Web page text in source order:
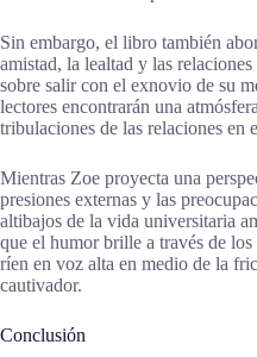
Sin embargo, el libro también
amistad, la lealtad y las
sobre salir con el exnovio de su
lectores encontrarán una
tribulaciones de las relaciones en
Mientras Zoe proyecta una
presiones externas y las
altibajos de la vida universitaria
que el humor brille a través de
ríen en voz alta en medio de la
cautivador.
Conclusión